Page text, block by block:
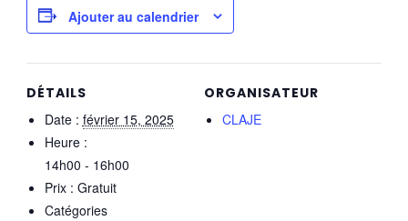
Ajouter au calendrier
DÉTAILS
Date : février 15, 2025
Heure :
14h00 - 16h00
Prix : Gratuit
Catégories
ORGANISATEUR
CLAJE